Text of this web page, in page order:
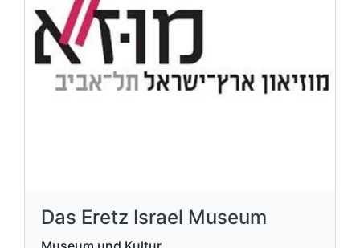
Das Eretz Israel Museum